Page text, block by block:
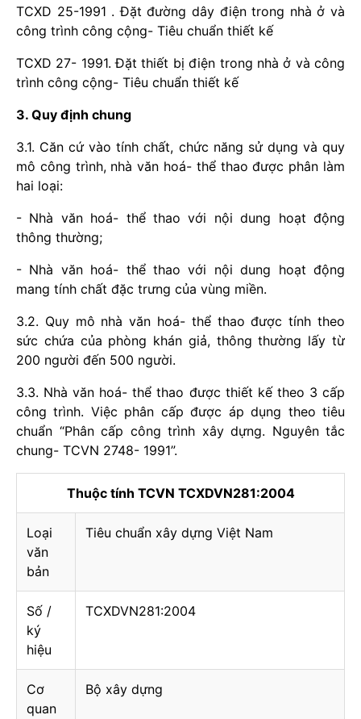
TCXD 25-1991 . Đặt đường dây điện trong nhà ở và
công trình công cộng- Tiêu chuẩn thiết kế
TCXD 27- 1991. Đặt thiết bị điện trong nhà ở và công
trình công cộng- Tiêu chuẩn thiết kế
3. Quy định chung
3.1. Căn cứ vào tính chất, chức năng sử dụng và quy
mô công trình, nhà văn hoá- thể thao được phân làm
hai loại:
- Nhà văn hoá- thể thao với nội dung hoạt động
thông thường;
- Nhà văn hoá- thể thao với nội dung hoạt động
mang tính chất đặc trưng của vùng miền.
3.2. Quy mô nhà văn hoá- thể thao được tính theo
sức chứa của phòng khán giả, thông thường lấy từ
200 người đến 500 người.
3.3. Nhà văn hoá- thể thao được thiết kế theo 3 cấp
công trình. Việc phân cấp được áp dụng theo tiêu
chuẩn “Phân cấp công trình xây dựng. Nguyên tắc
chung- TCVN 2748- 1991”.
Thuộc tính TCVN TCXDVN281:2004
Loại
văn
bản
Tiêu chuẩn xây dựng Việt Nam
Số /
ký
hiệu
TCXDVN281:2004
Cơ
quan
Bộ xây dựng